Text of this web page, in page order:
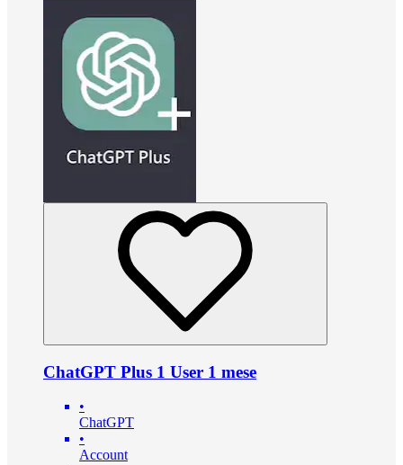
ChatGPT Plus 1 User 1 mese
•
ChatGPT
•
Account